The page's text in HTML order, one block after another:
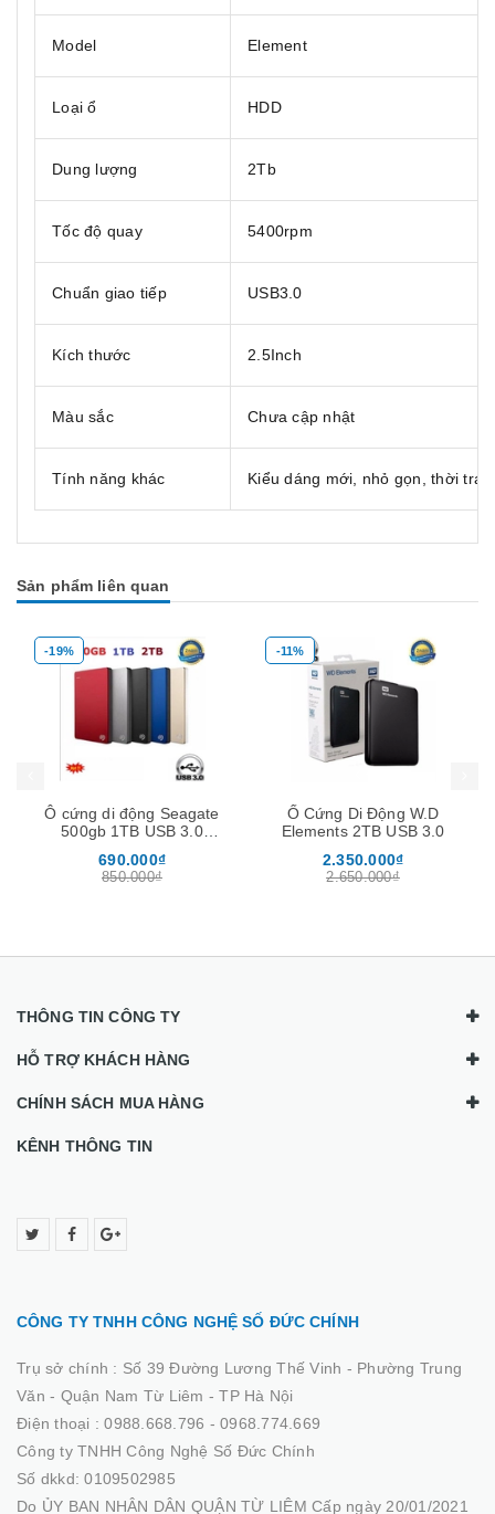
Model Element
Loại ổ HDD
Dung lượng 2Tb
Tốc độ quay 5400rpm
Chuẩn giao tiếp USB3.0
Kích thước 2.5Inch
Màu sắc Chưa cập nhật
Tính năng khác Kiểu dáng mới, nhỏ gọn, thời
Sản phẩm liên quan
-19%
Ô cứng di động Seagate
500gb 1TB USB 3.0
690.000₫
850.000₫
-11%
Ổ Cứng Di Động W.D
Elements 2TB USB 3.0
2.350.000₫
2.650.000₫
THÔNG TIN CÔNG TY
HỖ TRỢ KHÁCH HÀNG
CHÍNH SÁCH MUA HÀNG
KÊNH THÔNG TIN
CÔNG TY TNHH CÔNG NGHỆ SỐ ĐỨC CHÍNH
Trụ sở chính : Số 39 Đường Lương Thế Vinh - Phường Trung
Văn - Quận Nam Từ Liêm - TP Hà Nội
Điện thoại :0988.668.796 - 0968.774.669
Công ty TNHH Công Nghệ Số Đức Chính
Số dkkd: 0109502985
Do ỦY BAN NHÂN DÂN QUẬN TỪ LIÊM Cấp ngày 20/01/2021